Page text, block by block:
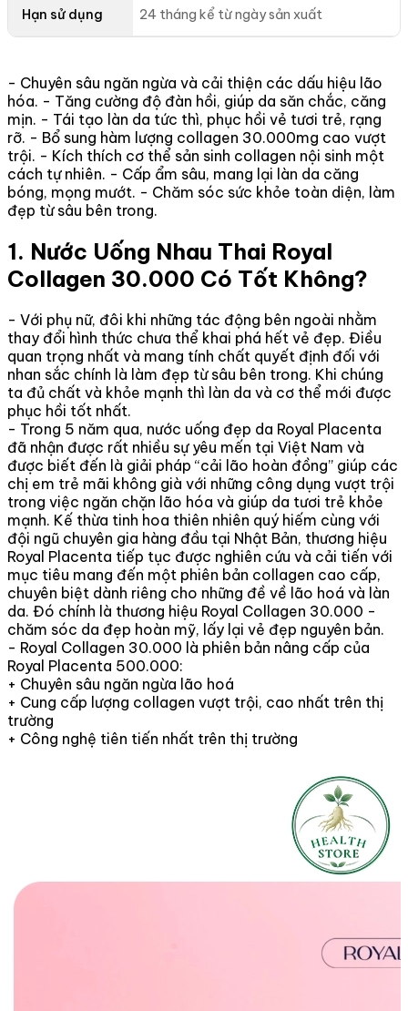
Hạn sử dụng 24 tháng kể từ ngày sản xuất
- Chuyên sâu ngăn ngừa và cải thiện các dấu hiệu lão
hóa. - Tăng cường độ đàn hồi, giúp da săn chắc, căng
mịn. - Tái tạo làn da tức thì, phục hồi vẻ tươi trẻ, rạng
rỡ. - Bổ sung hàm lượng collagen 30.000mg cao vượt
trội. - Kích thích cơ thể sản sinh collagen nội sinh một
cách tự nhiên. - Cấp ẩm sâu, mang lại làn da căng
bóng, mọng mướt. - Chăm sóc sức khỏe toàn diện, làm
đẹp từ sâu bên trong.
1. Nước Uống Nhau Thai Royal
Collagen 30.000 Có Tốt Không?
- Với phụ nữ, đôi khi những tác động bên ngoài nhằm
thay đổi hình thức chưa thể khai phá hết vẻ đẹp. Điều
quan trọng nhất và mang tính chất quyết định đối với
nhan sắc chính là làm đẹp từ sâu bên trong. Khi chúng
ta đủ chất và khỏe mạnh thì làn da và cơ thể mới được
phục hồi tốt nhất.
- Trong 5 năm qua, nước uống đẹp da Royal Placenta
đã nhận được rất nhiều sự yêu mến tại Việt Nam và
được biết đến là giải pháp “cải lão hoàn đồng” giúp các
chị em trẻ mãi không già với những công dụng vượt trội
trong việc ngăn chặn lão hóa và giúp da tươi trẻ khỏe
mạnh. Kế thừa tinh hoa thiên nhiên quý hiếm cùng với
đội ngũ chuyên gia hàng đầu tại Nhật Bản, thương hiệu
Royal Placenta tiếp tục được nghiên cứu và cải tiến với
mục tiêu mang đến một phiên bản collagen cao cấp,
chuyên biệt dành riêng cho những đề về lão hoá và làn
da. Đó chính là thương hiệu Royal Collagen 30.000 -
chăm sóc da đẹp hoàn mỹ, lấy lại vẻ đẹp nguyên bản.
- Royal Collagen 30.000 là phiên bản nâng cấp của
Royal Placenta 500.000:
+ Chuyên sâu ngăn ngừa lão hoá
+ Cung cấp lượng collagen vượt trội, cao nhất trên thị
trường
+ Công nghệ tiên tiến nhất trên thị trường